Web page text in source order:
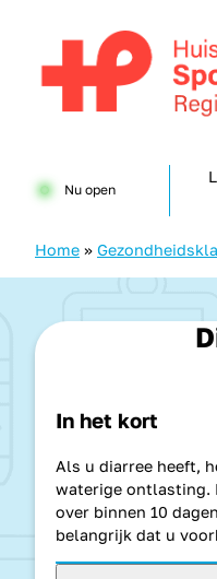
Nu open
Home »
In het kort
Als u diarree heeft,
waterige ontlasting.
over binnen 10
belangrijk dat u